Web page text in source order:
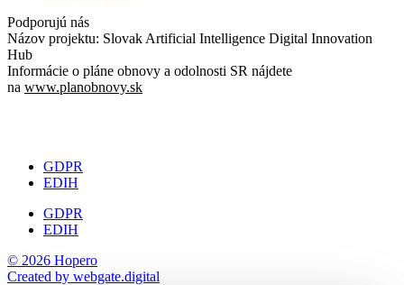
Podporujú nás
Názov projektu: Slovak Artificial Intelligence Digital Innovation
Hub
Informácie o pláne obnovy a odolnosti SR nájdete
na www.planobnovy.sk
GDPR
EDIH
GDPR
EDIH
© 2026 Hopero
Created by webgate.digital